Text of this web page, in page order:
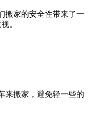
搬家的安全性带来了一
。
来搬家，避免轻一些的